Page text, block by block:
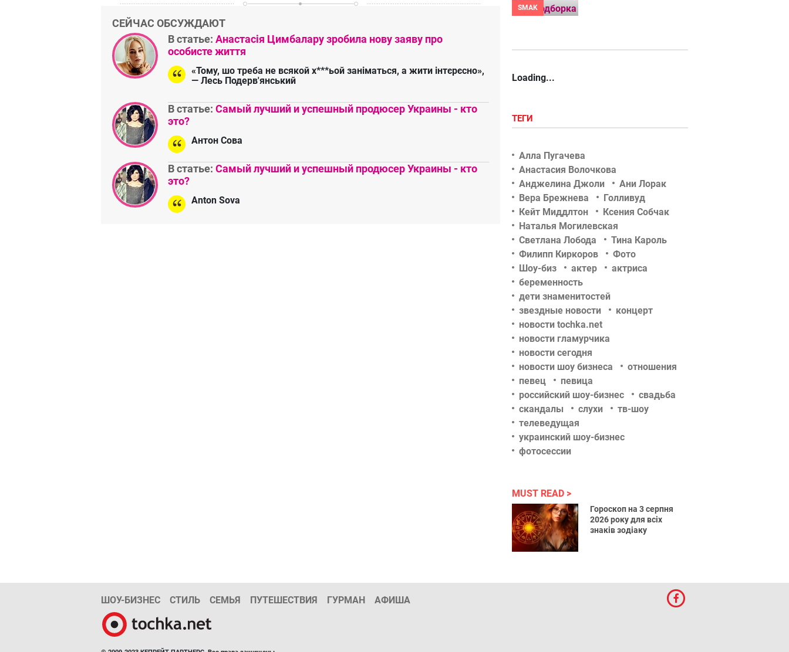
СЕЙЧАС ОБСУЖДАЮТ
В статье: Анастасія Цимбалару зробила нову заяву про
особисте життя
«Тому, шо треба не всякой х***ьой заніматься, а жити інтєрєсно»,
— Лесь Подерв'янський
В статье: Самый лучший и успешный продюсер Украины - кто
это?
Антон Сова
В статье: Самый лучший и успешный продюсер Украины - кто
это?
Anton Sova
SMAK
Loading...
ТЕГИ
Алла Пугачева
Анастасия Волочкова
Анджелина Джоли
Ани Лорак
Вера Брежнева
Голливуд
Кейт Миддлтон
Ксения Собчак
Наталья Могилевская
Светлана Лобода
Тина Кароль
Филипп Киркоров
Фото
Шоу-биз
актер
актриса
беременность
дети знаменитостей
звездные новости
концерт
новости tochka.net
новости гламурчика
новости сегодня
новости шоу бизнеса
отношения
певец
певица
российский шоу-бизнес
свадьба
скандалы
слухи
тв-шоу
телеведущая
украинский шоу-бизнес
фотосессии
MUST READ
Гороскоп на 3 серпня
2026 року для всіх
знаків зодіаку
ШОУ-БИЗНЕС СТИЛЬ СЕМЬЯ ПУТЕШЕСТВИЯ ГУРМАН АФИША